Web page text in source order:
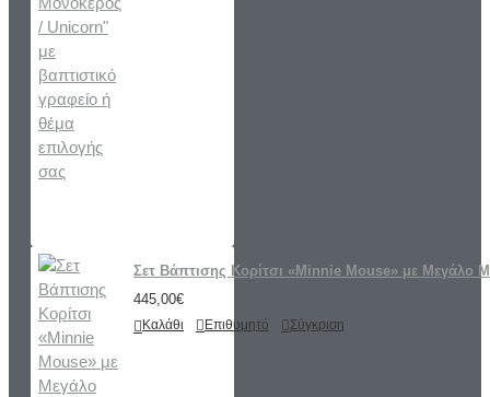
Σετ Βάπτισης Κορίτσι «Minnie Mouse» με Μεγάλο
445,00€
Καλάθι Επιθυμητό Σύγκριση